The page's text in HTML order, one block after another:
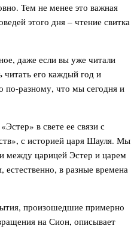
Тем не менее это важная
этого дня – чтение свитка
даже если вы уже читали
читать его каждый год и
по-разному, что мы сегодня и
в свете ее связи с
с историей царя Шауля. Мы
между царицей Эстер и царем
в разные времена
произошедшие примерно
на Сион, описывает